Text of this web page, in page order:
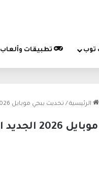
توب تطبيقات وألعاب
الرئيسية / تحديث ببجي موبايل 2026 الجديد الاصدار الأخير يغير قواعد اللعبة بالكامل
قواعد اللعبة بالكامل